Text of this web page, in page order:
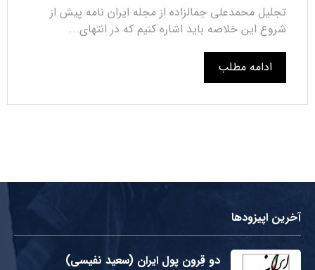
تجلیل محمدعلی جمالزاده از مجله ایران نامه پیش از
شروع این خلاصه باید اشاره کنیم که در انتهای...
ادامه مطلب
آخرین اپیزودها
دو قِرون پول ایران (سعید نفیسی)